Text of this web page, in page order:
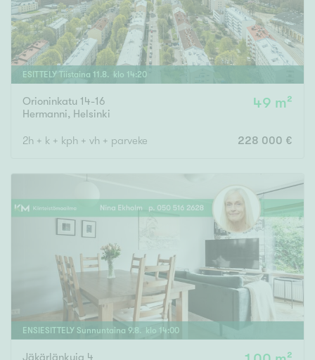
ESITTELY Tiistaina 11 .8. klo 14:20
Orioninkatu 14-16
Hermanni, Helsinki
49 m²
2h + k + kph + vh + parveke 228 000 €
ENSIESITTELY Sunnuntaina 9.8. klo 14:00
Jäkärlänkuja 4